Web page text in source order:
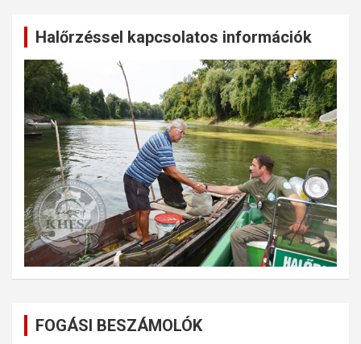
Halőrzéssel kapcsolatos információk
FOGÁSI BESZÁMOLÓK